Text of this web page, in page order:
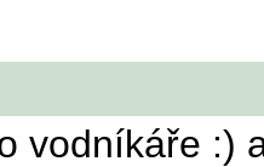
vodníkáře :)